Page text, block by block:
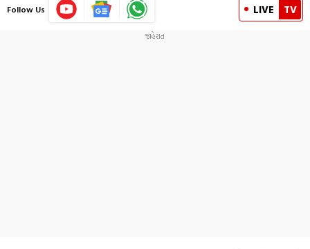
Follow Us LIVE TV